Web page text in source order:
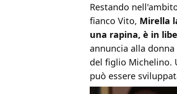
Restando
fianco Vito, Mirella
una rapina, è in
annuncia alla
del figlio Michelino.
può essere